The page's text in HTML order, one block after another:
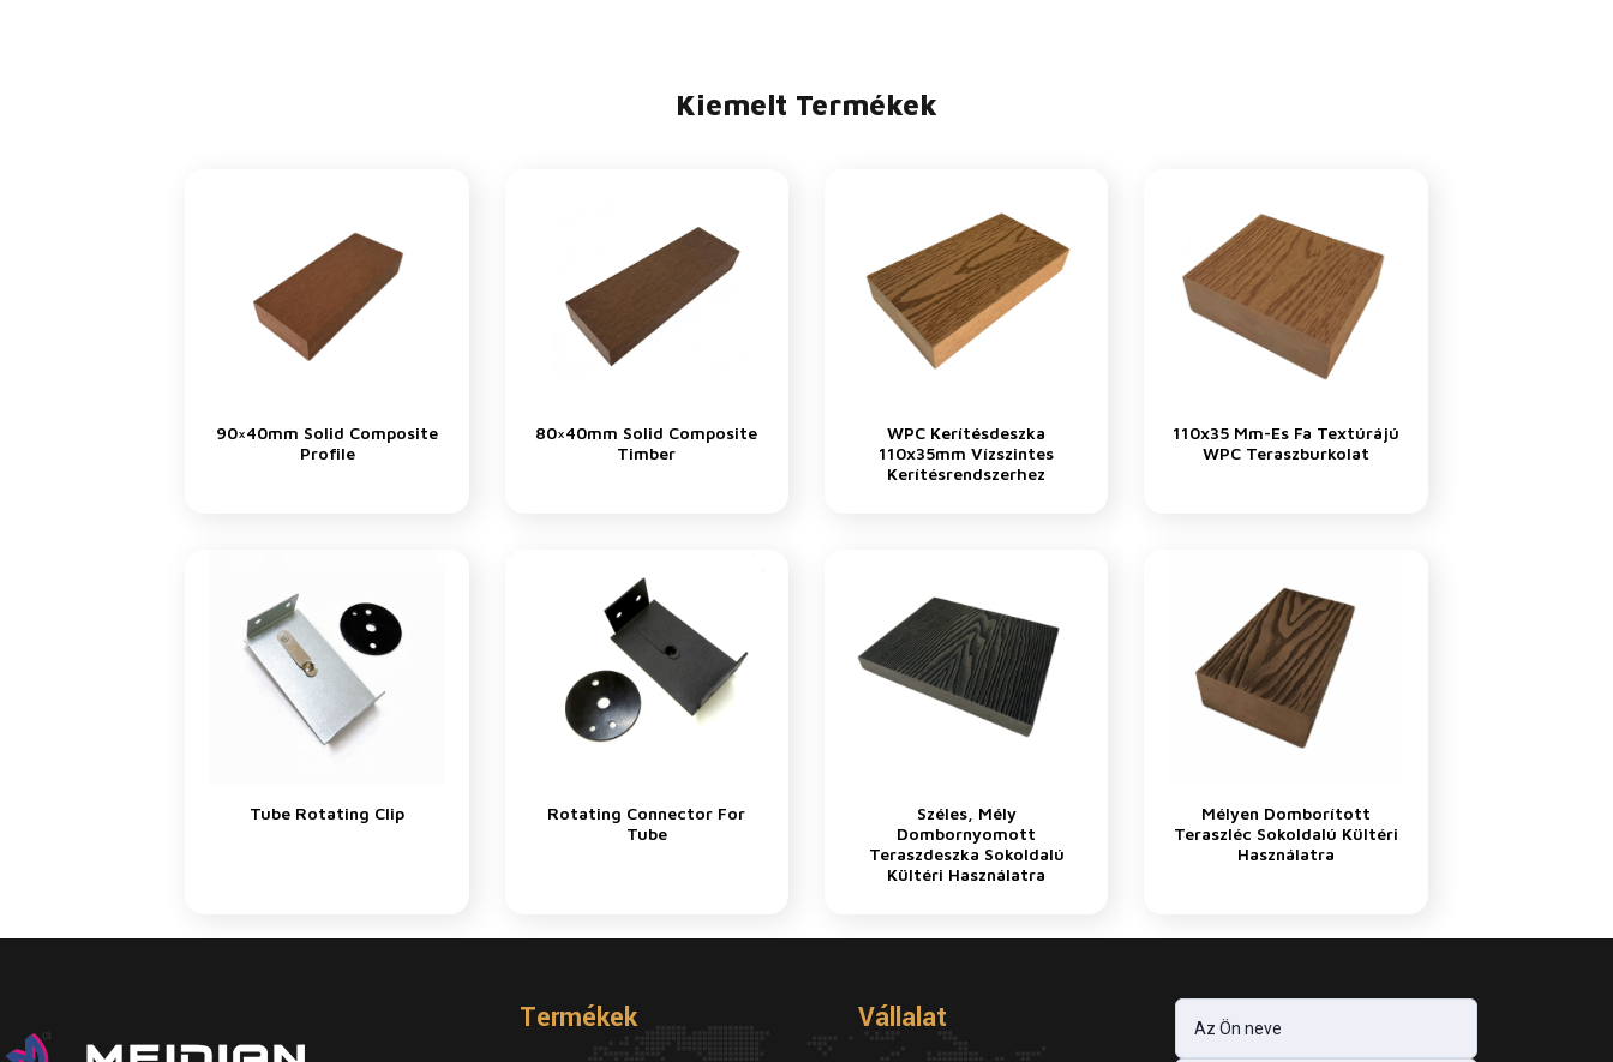
Kiemelt Termékek
90×40mm Solid Composite
Profile
80×40mm Solid Composite
Timber
WPC Kerítésdeszka
110x35mm Vízszintes
Kerítésrendszerhez
110x35 Mm-Es Fa Textúrájú
WPC Teraszburkolat
Tube Rotating Clip
Rotating Connector For
Tube
Széles, Mély
Dombornyomott
Teraszdeszka Sokoldalú
Kültéri Használatra
Mélyen Domborított
Teraszléc Sokoldalú Kültéri
Használatra
Termékek Vállalat